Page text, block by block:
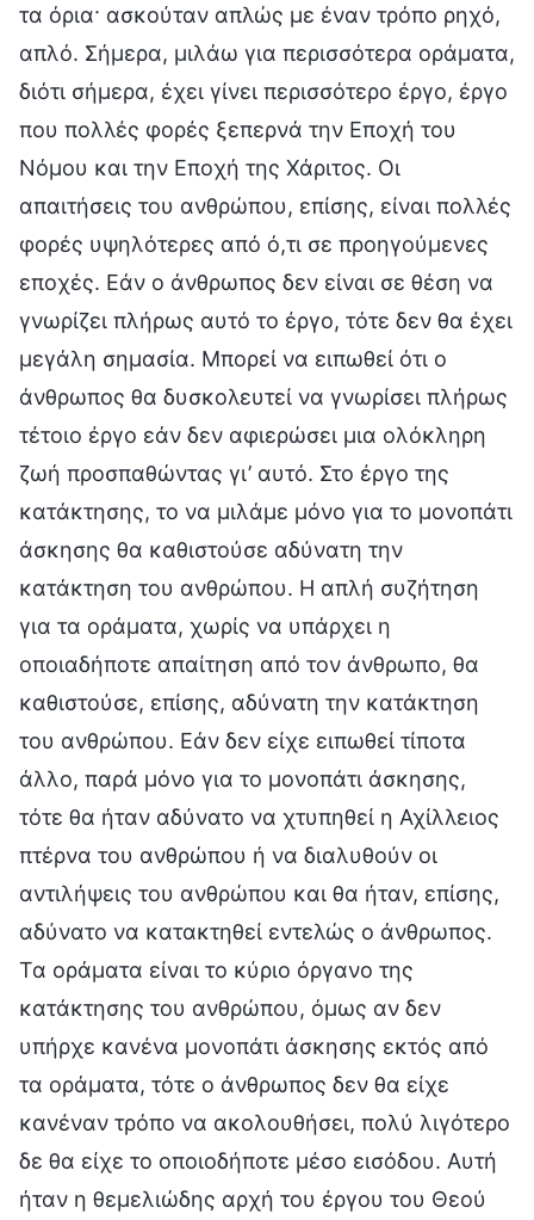
τα όρια· ασκούταν απλώς με έναν τρόπο ρηχό,
απλό. Σήμερα, μιλάω για περισσότερα οράματα,
διότι σήμερα, έχει γίνει περισσότερο έργο, έργο
που πολλές φορές ξεπερνά την Εποχή του
Νόμου και την Εποχή της Χάριτος. Οι
απαιτήσεις του ανθρώπου, επίσης, είναι πολλές
φορές υψηλότερες από ό,τι σε προηγούμενες
εποχές. Εάν ο άνθρωπος δεν είναι σε θέση να
γνωρίζει πλήρως αυτό το έργο, τότε δεν θα έχει
μεγάλη σημασία. Μπορεί να ειπωθεί ότι ο
άνθρωπος θα δυσκολευτεί να γνωρίσει πλήρως
τέτοιο έργο εάν δεν αφιερώσει μια ολόκληρη
ζωή προσπαθώντας γι’ αυτό. Στο έργο της
κατάκτησης, το να μιλάμε μόνο για το μονοπάτι
άσκησης θα καθιστούσε αδύνατη την
κατάκτηση του ανθρώπου. Η απλή συζήτηση
για τα οράματα, χωρίς να υπάρχει η
οποιαδήποτε απαίτηση από τον άνθρωπο, θα
καθιστούσε, επίσης, αδύνατη την κατάκτηση
του ανθρώπου. Εάν δεν είχε ειπωθεί τίποτα
άλλο, παρά μόνο για το μονοπάτι άσκησης,
τότε θα ήταν αδύνατο να χτυπηθεί η Αχίλλειος
πτέρνα του ανθρώπου ή να διαλυθούν οι
αντιλήψεις του ανθρώπου και θα ήταν, επίσης,
αδύνατο να κατακτηθεί εντελώς ο άνθρωπος.
Τα οράματα είναι το κύριο όργανο της
κατάκτησης του ανθρώπου, όμως αν δεν
υπήρχε κανένα μονοπάτι άσκησης εκτός από
τα οράματα, τότε ο άνθρωπος δεν θα είχε
κανέναν τρόπο να ακολουθήσει, πολύ λιγότερο
δε θα είχε το οποιοδήποτε μέσο εισόδου. Αυτή
ήταν η θεμελιώδης αρχή του έργου του Θεού